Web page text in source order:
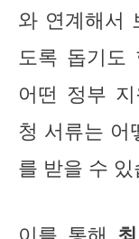
와 연계해서
도록 돕기도
어떤 정부
청 서류는 어
를 받을 수
이를 통해